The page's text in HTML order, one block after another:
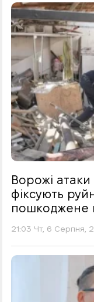
Ворожі атаки
фіксують
пошкоджене
21:03 Чт, 6 Серпня,